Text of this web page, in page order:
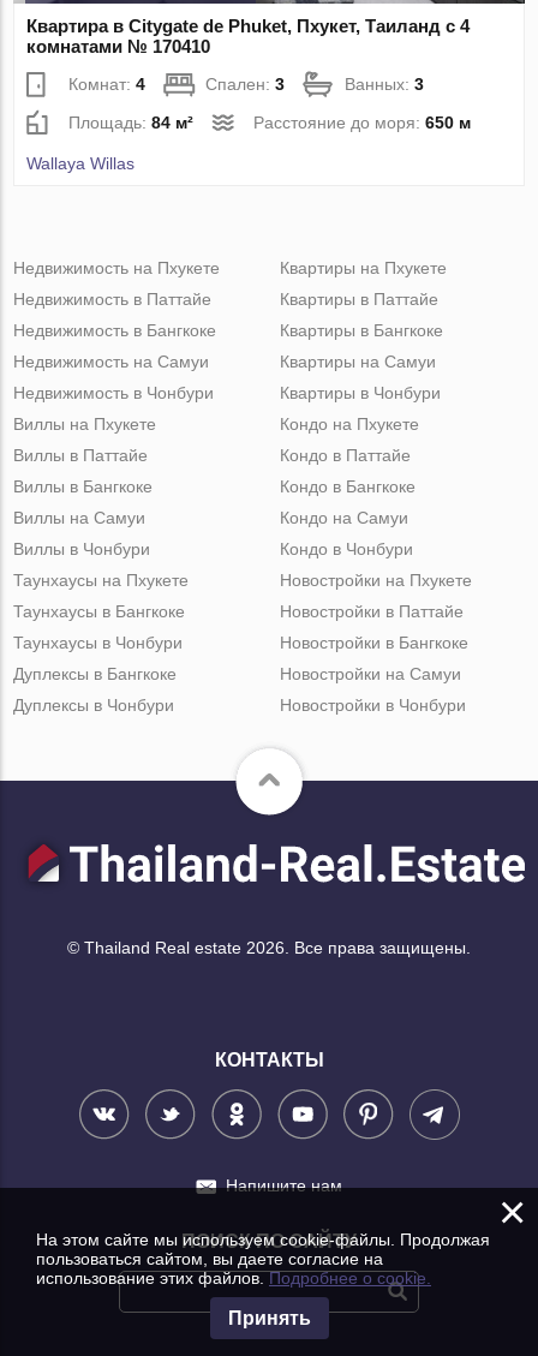
Квартира в Citygate de Phuket, Пхукет, Таиланд с 4
комнатами № 170410
Комнат:4 Спален:3 Ванных:3
Площадь:84 м² Расстояние до моря:650 м
Wallaya Willas
Недвижимость на Пхукете
Недвижимость в Паттайе
Недвижимость в Бангкоке
Недвижимость на Самуи
Недвижимость в Чонбури
Квартиры на Пхукете
Квартиры в Паттайе
Квартиры в Бангкоке
Квартиры на Самуи
Квартиры в Чонбури
Виллы на Пхукете
Виллы в Паттайе
Виллы в Бангкоке
Виллы на Самуи
Виллы в Чонбури
Кондо на Пхукете
Кондо в Паттайе
Кондо в Бангкоке
Кондо на Самуи
Кондо в Чонбури
Таунхаусы на Пхукете
Таунхаусы в Бангкоке
Таунхаусы в Чонбури
Дуплексы в Бангкоке
Дуплексы в Чонбури
Новостройки на Пхукете
Новостройки в Паттайе
Новостройки в Бангкоке
Новостройки на Самуи
Новостройки в Чонбури
© Thailand Real estate 2026. Все права защищены.
КОНТАКТЫ
Напишите нам
ПОИСК ПО САЙТУ
×
На этом сайте мы используем cookie-файлы. Продолжая
пользоваться сайтом, вы даете согласие на
использование этих файлов.Подробнее о cookie.
Принять